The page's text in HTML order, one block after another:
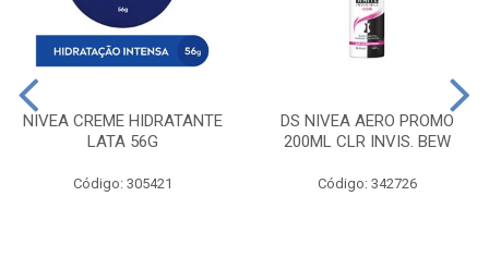
NIVEA CREME HIDRATANTE
LATA 56G
Código: 305421
DS NIVEA AERO PROMO
200ML CLR INVIS. BEW
Código: 342726